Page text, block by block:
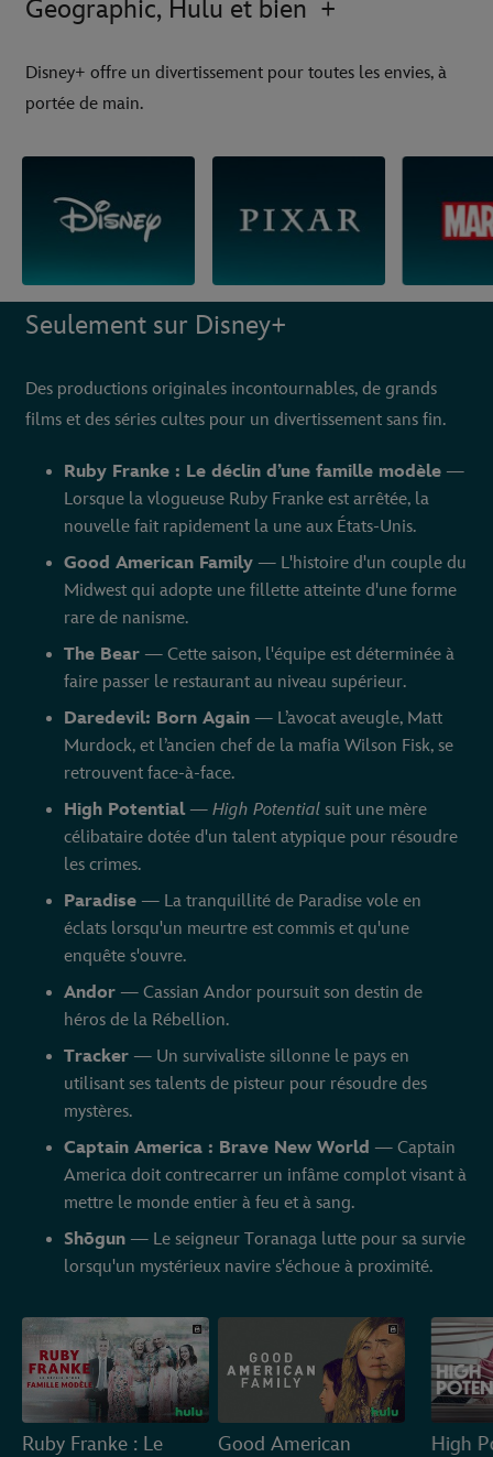
Geographic, Hulu et bien +
Disney+ offre un divertissement pour toutes les envies, à
portée de main.
Seulement sur Disney+
Des productions originales incontournables, de grands
films et des séries cultes pour un divertissement sans fin.
Ruby Franke : Le déclin d’une famille modèle —
Lorsque la vlogueuse Ruby Franke est arrêtée, la
nouvelle fait rapidement la une aux États-Unis.
Good American Family — L'histoire d'un couple du
Midwest qui adopte une fillette atteinte d'une forme
rare de nanisme.
The Bear — Cette saison, l'équipe est déterminée à
faire passer le restaurant au niveau supérieur.
Daredevil: Born Again — L’avocat aveugle, Matt
Murdock, et l’ancien chef de la mafia Wilson Fisk, se
retrouvent face-à-face.
High Potential—High Potential suit une mère
célibataire dotée d'un talent atypique pour résoudre
les crimes.
Paradise — La tranquillité de Paradise vole en
éclats lorsqu'un meurtre est commis et qu'une
enquête s'ouvre.
Andor — Cassian Andor poursuit son destin de
héros de la Rébellion.
Tracker — Un survivaliste sillonne le pays en
utilisant ses talents de pisteur pour résoudre des
mystères.
Captain America : Brave New World — Captain
America doit contrecarrer un infâme complot visant à
mettre le monde entier à feu et à sang.
Shōgun — Le seigneur Toranaga lutte pour sa survie
lorsqu'un mystérieux navire s'échoue à proximité.
Ruby Franke : Le
Good American
High